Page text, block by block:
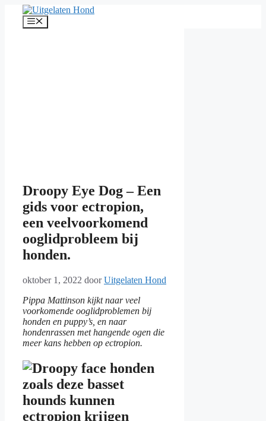
Menu
Droopy Eye Dog – Een
gids voor ectropion,
een veelvoorkomend
ooglidprobleem bij
honden.
oktober 1, 2022 doorUitgelaten Hond
Pippa Mattinson kijkt naar veel
voorkomende ooglidproblemen bij
honden en puppy’s, en naar
hondenrassen met hangende ogen die
meer kans hebben op ectropion.